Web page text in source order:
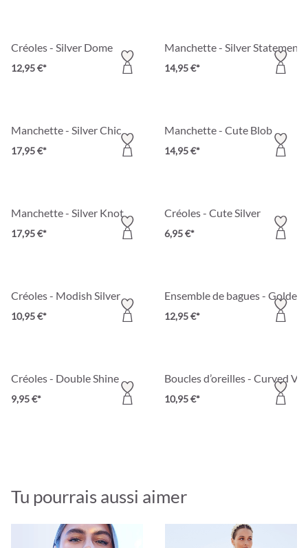
Créoles - Silver Dome
12,95 €*
Manchette - Silver Statement
14,95 €*
Manchette - Silver Chic
17,95 €*
Manchette - Cute Blob
14,95 €*
Manchette - Silver Knot
17,95 €*
Créoles - Cute Silver
6,95 €*
Créoles - Modish Silver
10,95 €*
Ensemble de bagues - Golden
12,95 €*
Créoles - Double Shine
9,95 €*
Boucles d’oreilles - Curved
10,95 €*
Tu pourrais aussi aimer